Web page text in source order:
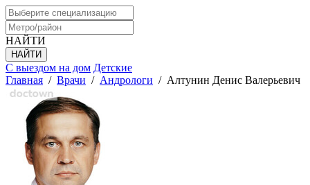
НАЙТИ
С выездом на дом Детские
Главная / Врачи / Андрологи / Алтунин Денис Валерьевич